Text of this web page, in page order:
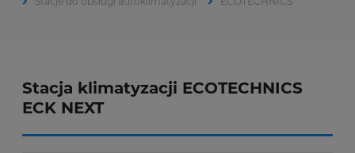
Stacja klimatyzacji ECOTECHNICS
ECK NEXT